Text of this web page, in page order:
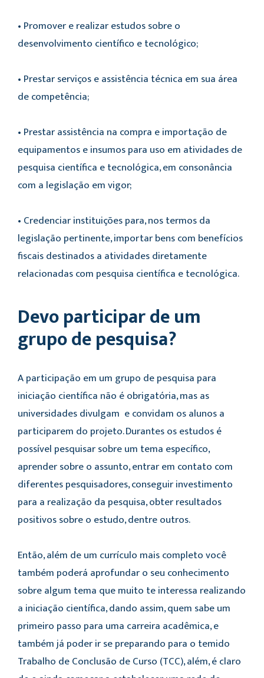
• Promover e realizar estudos sobre o
desenvolvimento científico e tecnológico;
• Prestar serviços e assistência técnica em sua área
de competência;
• Prestar assistência na compra e importação de
equipamentos e insumos para uso em atividades de
pesquisa científica e tecnológica, em consonância
com a legislação em vigor;
• Credenciar instituições para, nos termos da
legislação pertinente, importar bens com benefícios
fiscais destinados a atividades diretamente
relacionadas com pesquisa científica e tecnológica.
Devo participar de um
grupo de pesquisa?
A participação em um grupo de pesquisa para
iniciação científica não é obrigatória, mas as
universidades divulgam e convidam os alunos a
participarem do projeto. Durantes os estudos é
possível pesquisar sobre um tema específico,
aprender sobre o assunto, entrar em contato com
diferentes pesquisadores, conseguir investimento
para a realização da pesquisa, obter resultados
positivos sobre o estudo, dentre outros.
Então, além de um currículo mais completo você
também poderá aprofundar o seu conhecimento
sobre algum tema que muito te interessa realizando
a iniciação científica, dando assim, quem sabe um
primeiro passo para uma carreira acadêmica, e
também já poder ir se preparando para o temido
Trabalho de Conclusão de Curso (TCC), além, é claro